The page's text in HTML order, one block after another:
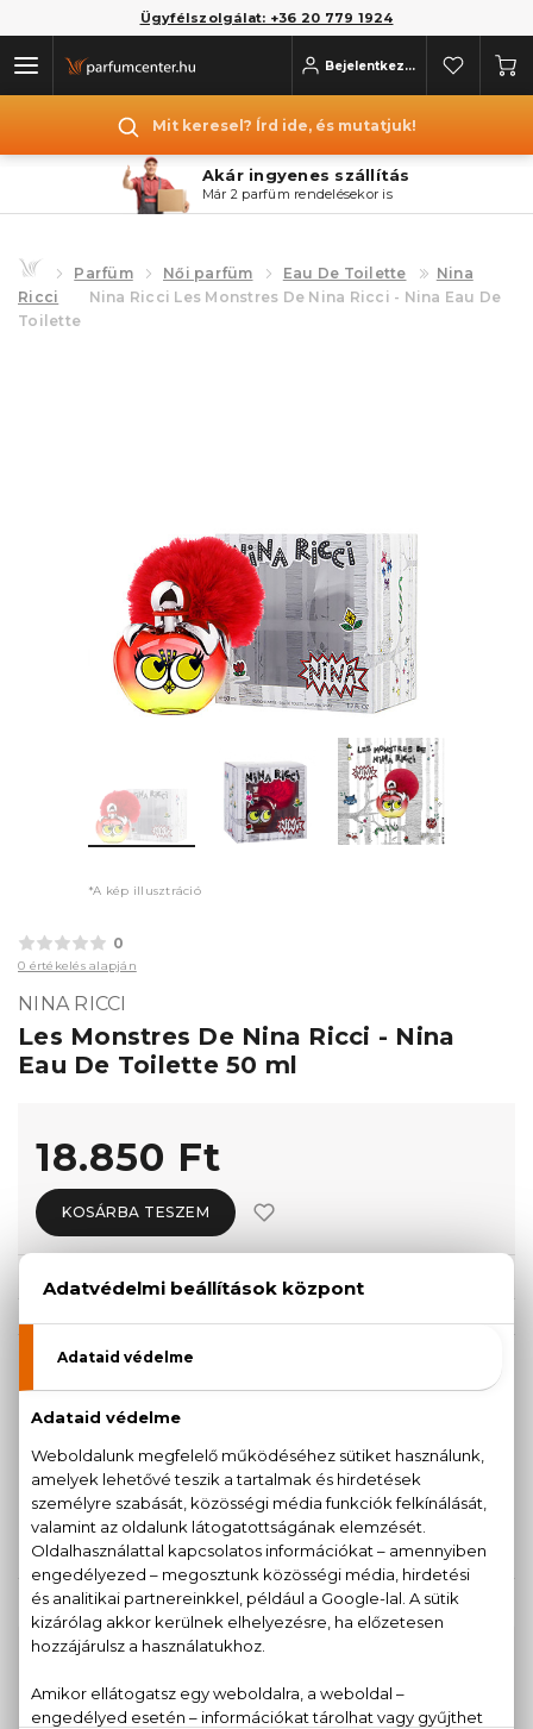
Ügyfélszolgálat: +36 20 779 1924
Bejelentkezés
Mit keresel? Írd ide, és mutatjuk!
Akár ingyenes szállítás
Már 2 parfüm rendelésekor is
Parfüm Női parfüm Eau De Toilette
Nina
Ricci
Nina Ricci Les Monstres De Nina Ricci - Nina Eau De
Toilette
*A kép illusztráció
0
0 értékelés alapján
NINA RICCI
Les Monstres De Nina Ricci - Nina
Eau De Toilette 50 ml
18.850 Ft
KOSÁRBA TESZEM
Törzsvásárlóknak csak:
Teszter 80 ml
80 ml
24.560 Ft
KAPCSOLÓDÓ TERMÉKEK
100% eredeti termékek,
Kérdésed van, elakadtál? Hívd ügyfélszolgálatunkat:+36